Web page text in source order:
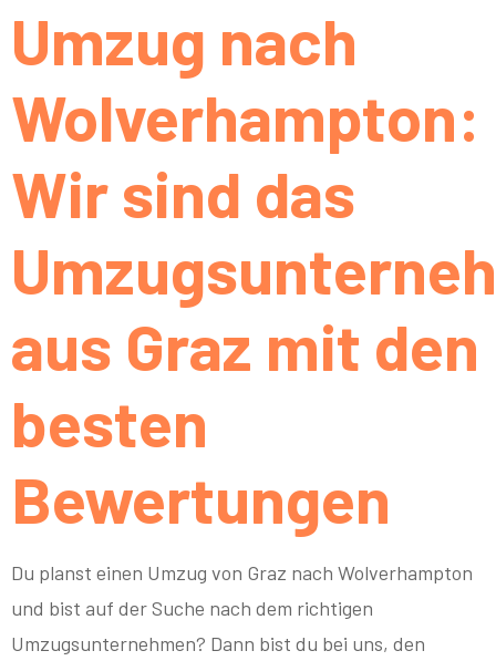
Umzug nach
Wolverhampton:
Wir sind das
aus Graz mit den
besten
Bewertungen
Du planst einen Umzug von Graz nach Wolverhampton
und bist auf der Suche nach dem richtigen
Umzugsunternehmen? Dann bist du bei uns, den